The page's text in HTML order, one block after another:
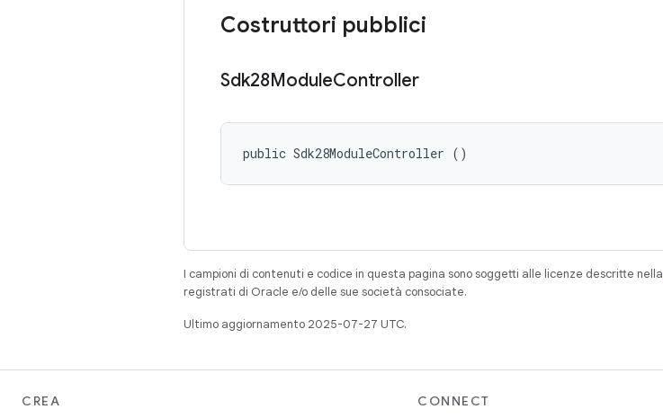
Costruttori pubblici
Sdk28ModuleController
public Sdk28ModuleController ()
I campioni di contenuti e codice in questa pagina sono soggetti alle licenze descritte nella
registrati di Oracle e/o delle sue società consociate.
Ultimo aggiornamento 2025-07-27 UTC.
CREA
CONNECT